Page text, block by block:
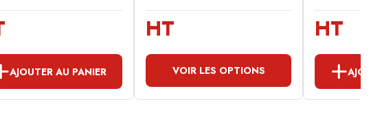
AJOUTER AU PANIER
HT
VOIR LES OPTIONS
HT